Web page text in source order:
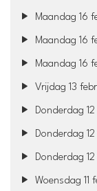
Maandag 16
Maandag 16
Maandag 16
Vrijdag 13
Donderdag
Donderdag
Donderdag
Woensdag 11